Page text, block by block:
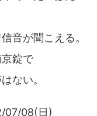
音が聞こえる。
錠で
ない。
07/08(日)